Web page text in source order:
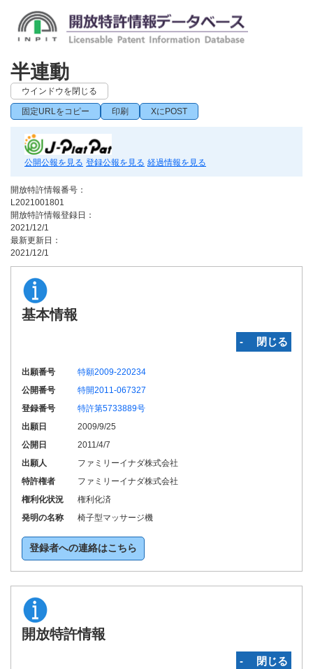
半連動
ウインドウを閉じる
固定URLをコピー 印刷 XにPOST
公開公報を見る 登録公報を見る 経過情報を見る
開放特許情報番号：
L2021001801
開放特許情報登録日：
2021/12/1
最新更新日：
2021/12/1
基本情報
‐ 閉じる
出願番号
特願2009-220234
公開番号
特開2011-067327
登録番号
特許第5733889号
出願日
2009/9/25
公開日
2011/4/7
出願人
ファミリーイナダ株式会社
特許権者
ファミリーイナダ株式会社
権利化状況
権利化済
発明の名称
椅子型マッサージ機
登録者への連絡はこちら
開放特許情報
‐ 閉じる